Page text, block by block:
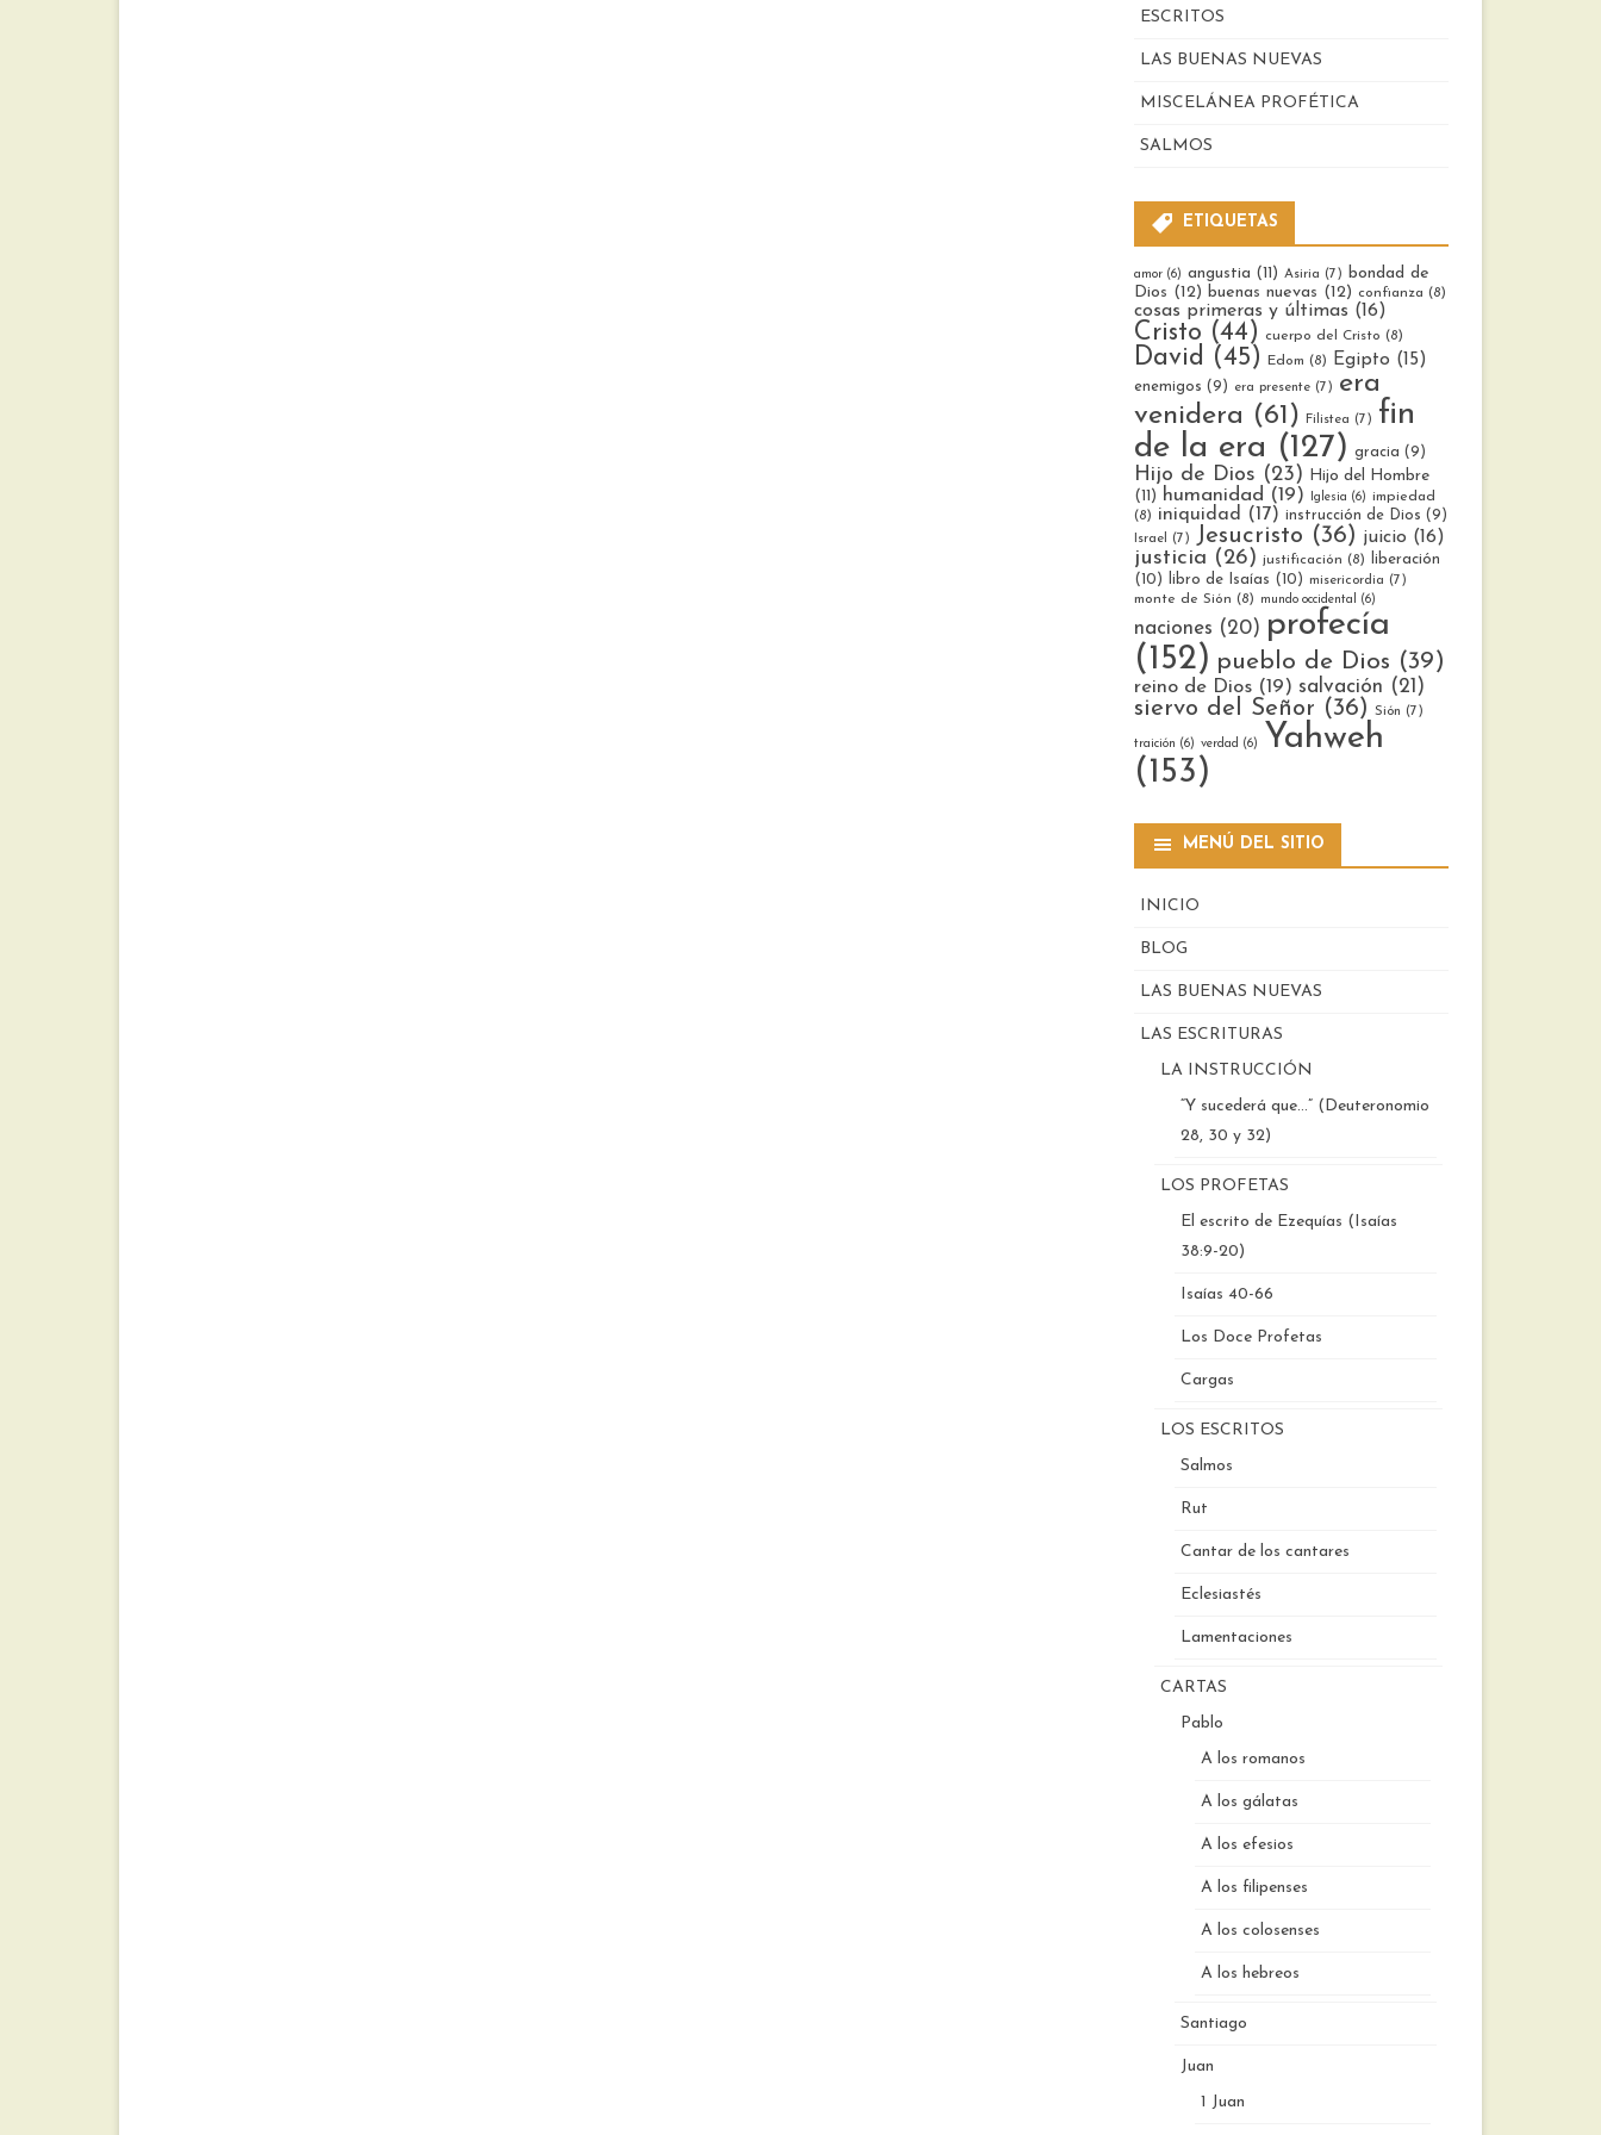
ESCRITOS
LAS BUENAS NUEVAS
MISCELÁNEA PROFÉTICA
SALMOS
ETIQUETAS
amor(6) angustia (11) Asiria (7) bondad de
Dios (12) buenas nuevas (12) confianza (8)
cosas primeras y últimas (16)
Cristo (44) cuerpo del Cristo (8)
David (45) Edom (8) Egipto (15)
enemigos (9) era presente(7) era
venidera (61) Filistea (7) fin
de la era (127) gracia (9)
Hijo de Dios (23)
Hijo del Hombre
(11)
humanidad (19) Iglesia (6) impiedad
(8) iniquidad (17) instrucción de Dios (9)
Israel (7) Jesucristo (36) juicio (16)
justicia (26) justificación (8)
liberación
(10)
libro de Isaías (10) misericordia (7)
monte de Sión (8) mundo occidental (6)
naciones (20) profecía
(152) pueblo de Dios (39)
reino de Dios(19) salvación (21)
siervo del Señor (36) Sión (7)
traición (6) verdad (6)
Yahweh
(153)
MENÚ DEL SITIO
INICIO
BLOG
LAS BUENAS NUEVAS
LAS ESCRITURAS
LA INSTRUCCIÓN
“Y sucederá que…” (Deuteronomio
28, 30 y 32)
LOS PROFETAS
El escrito de Ezequías (Isaías
38:9-20)
Isaías 40-66
Los Doce Profetas
Cargas
LOS ESCRITOS
Salmos
Rut
Cantar de los cantares
Eclesiastés
Lamentaciones
CARTAS
Pablo
A los romanos
A los gálatas
A los efesios
A los filipenses
A los colosenses
A los hebreos
Santiago
Juan
1 Juan